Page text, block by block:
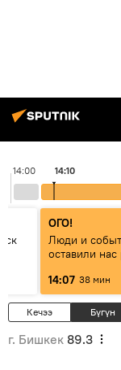
14:00 14:10
ОГО!
Люди и
оставили
14:07 38 мин
Кечээ Бүгүн
г. Бишкек 89.3